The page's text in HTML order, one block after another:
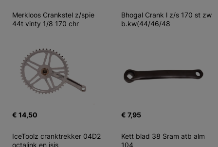
Merkloos Crankstel z/spie
44t vinty 1/8 170 chr
€ 14,50
Bhogal Crank l z/s 170 st zw
b.kw(44/46/48
€ 7,95
IceToolz cranktrekker 04D2
octalink en isis
Kett blad 38 Sram atb alm
104